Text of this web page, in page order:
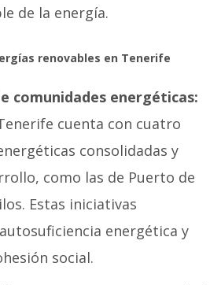
de la energía.
renovables en Tenerife
comunidades energéticas:
cuenta con cuatro
consolidadas y
como las de Puerto de
Estas iniciativas
energética y
social.